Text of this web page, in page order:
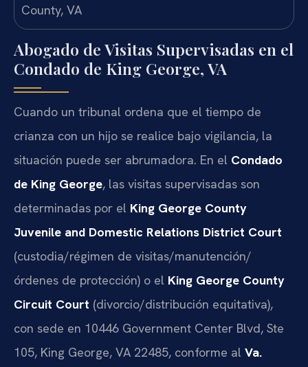
Abogado de Visitas Supervisadas en el
Condado de King George, VA
Cuando un tribunal ordena que el tiempo de
crianza con un hijo se realice bajo vigilancia, la
situación puede ser abrumadora. En el Condado
de King George, las visitas supervisadas son
determinadas por el King George County
Juvenile and Domestic Relations District Court
(custodia/régimen de visitas/manutención/
órdenes de protección) o el King George County
Circuit Court (divorcio/distribución equitativa),
con sede en 10446 Government Center Blvd, Ste
105, King George, VA 22485, conforme al Va.